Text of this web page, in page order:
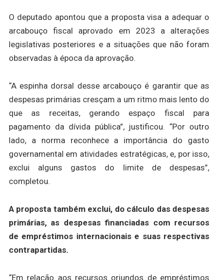
O deputado apontou que a proposta visa a adequar o
arcabouço fiscal aprovado em 2023 a alterações
legislativas posteriores e a situações que não foram
observadas à época da aprovação.
“A espinha dorsal desse arcabouço é garantir que as
despesas primárias cresçam a um ritmo mais lento do
que as receitas, gerando espaço fiscal para
pagamento da dívida pública”, justificou. “Por outro
lado, a norma reconhece a importância do gasto
governamental em atividades estratégicas, e, por isso,
exclui alguns gastos do limite de despesas”,
completou.
A proposta também exclui, do cálculo das despesas
primárias, as despesas financiadas com recursos
de empréstimos internacionais e suas respectivas
contrapartidas.
“Em relação aos recursos oriundos de empréstimos